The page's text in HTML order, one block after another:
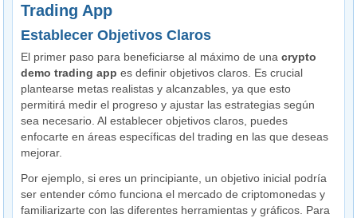
Trading App
Establecer Objetivos Claros
El primer paso para beneficiarse al máximo de unacrypto
demo trading app es definir objetivos claros. Es crucial
plantearse metas realistas y alcanzables, ya que esto
permitirá medir el progreso y ajustar las estrategias según
sea necesario. Al establecer objetivos claros, puedes
enfocarte en áreas específicas del trading en las que deseas
mejorar.
Por ejemplo, si eres un principiante, un objetivo inicial podría
ser entender cómo funciona el mercado de criptomonedas y
familiarizarte con las diferentes herramientas y gráficos. Para